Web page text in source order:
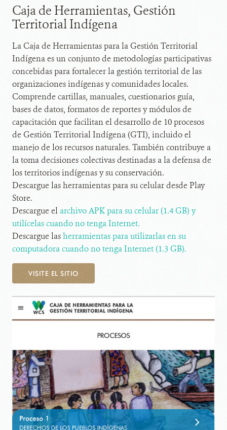
Caja de Herramientas, Gestión
Territorial Indígena
La Caja de Herramientas para la Gestión Territorial
Indígena es un conjunto de metodologías participativas
concebidas para fortalecer la gestión territorial de las
organizaciones indígenas y comunidades locales.
Comprende cartillas, manuales, cuestionarios guía,
bases de datos, formatos de reportes y módulos de
capacitación que facilitan el desarrollo de 10 procesos
de Gestión Territorial Indígena (GTI), incluido el
manejo de los recursos naturales. También contribuye a
la toma decisiones colectivas destinadas a la defensa de
los territorios indígenas y su conservación.
Descargue las herramientas para su celular desde Play
Store.
Descargue el archivo APK para su celular (1.4 GB) y
utilícelas cuando no tenga Internet.
Descargue lasherramientas para utilizarlas en su
computadora cuando no tenga Internet (1.3 GB).
VISITE EL SITIO